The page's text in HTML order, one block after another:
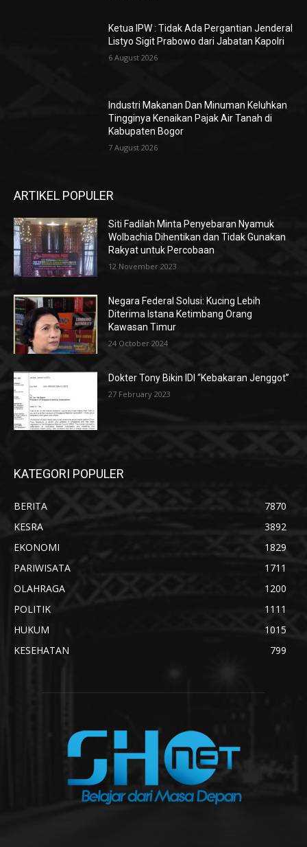
Ketua IPW : Tidak Ada Pergantian Jenderal
Listyo Sigit Prabowo dari Jabatan Kapolri
6 August 2026
Industri Makanan Dan Minuman Keluhkan
Tingginya Kenaikan Pajak Air Tanah di
Kabupaten Bogor
7 August 2026
ARTIKEL POPULER
Siti Fadilah Minta Penyebaran Nyamuk
Wolbachia Dihentikan dan Tidak Gunakan
Rakyat untuk Percobaan
12 November 2023
Negara Federal Solusi: Kucing Lebih
Diterima Istana Ketimbang Orang
Kawasan Timur
24 October 2024
Dokter Tony Bikin IDI “Kebakaran Jenggot”
27 February 2023
KATEGORI POPULER
BERITA
7870
KESRA
3892
EKONOMI
1829
PARIWISATA
1711
OLAHRAGA
1200
POLITIK
1111
HUKUM
1015
KESEHATAN
799